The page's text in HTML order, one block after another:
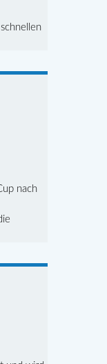
nach